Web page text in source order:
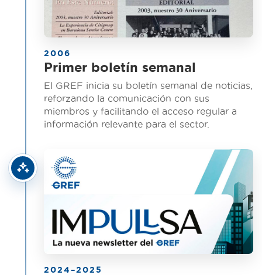
2006
Primer boletín semanal
El GREF inicia su boletín semanal de noticias,
reforzando la comunicación con sus
miembros y facilitando el acceso regular a
información relevante para el sector.
2024–2025